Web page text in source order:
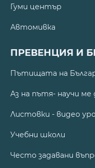
Гуми център
Автомивка
ПРЕВЕНЦИЯ И
Пътищата на
Аз на пътя- научи
Листовки - видео
Учебни школи
Често задавани